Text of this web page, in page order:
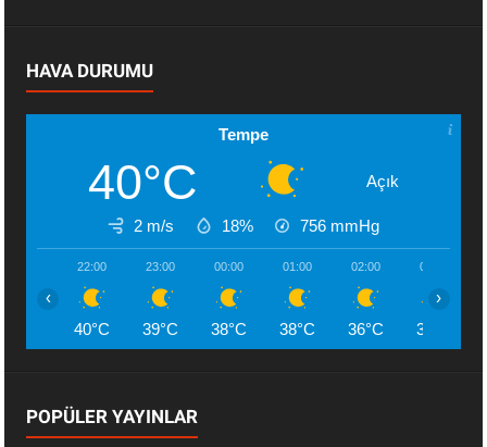
HAVA DURUMU
Tempe
40°C Açık
2 m/s 18% 756 mmHg
22:00
40°C
23:00
39°C
00:00
38°C
01:00
38°C
02:00
36°C
03:00
35°C
‹ ›
POPÜLER YAYINLAR